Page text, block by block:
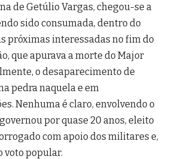
de Getúlio Vargas, chegou-se a
sido consumada, dentro do
próximas interessadas no fim do
que apurava a morte do Major
o desaparecimento de
pedra naquela e em
Nenhuma é claro, envolvendo o
por quase 20 anos, eleito
com apoio dos militares e,
voto popular.